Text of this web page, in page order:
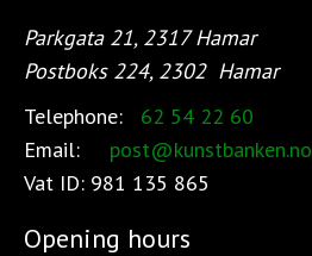
Parkgata 21, 2317 Hamar
Postboks 224, 2302 Hamar
Telephone:
62 54 22 60
Email:
post@kunstbanken.no
Vat ID: 981 135 865
Opening hours